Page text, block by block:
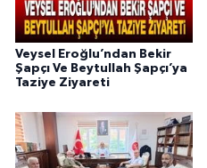
Veysel Eroğlu’ndan Bekir
Şapçı Ve Beytullah Şapçı’ya
Taziye Ziyareti